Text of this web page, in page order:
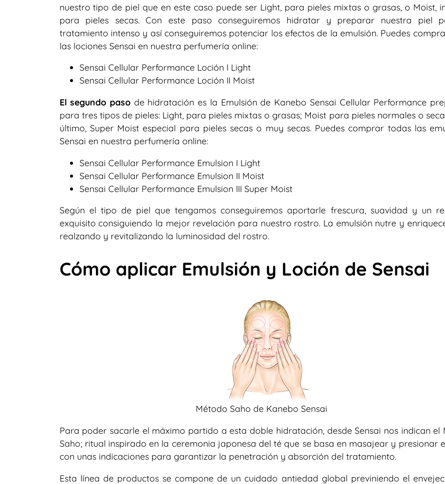
nuestro tipo de piel que en este caso puede ser Light, para pieles mixtas o grasas, o Moist,
para pieles secas. Con este paso conseguiremos hidratar y preparar nuestra piel
tratamiento intenso y así conseguiremos potenciar los efectos de la emulsión. Puedes
las lociones Sensai en nuestra perfumería online:
Sensai Cellular Performance Loción I Light
Sensai Cellular Performance Loción II Moist
El segundo pasode hidratación es la Emulsión de Kanebo Sensai Cellular Performance
para tres tipos de pieles: Light, para pieles mixtas o grasas; Moist para pieles normales o
último, Super Moist especial para pieles secas o muy secas. Puedes comprar todas las
Sensai en nuestra perfumería online:
Sensai Cellular Performance Emulsion I Light
Sensai Cellular Performance Emulsion II Moist
Sensai Cellular Performance Emulsion III Super Moist
Según el tipo de piel que tengamos conseguiremos aportarle frescura, suavidad y un
exquisito consiguiendo la mejor revelación para nuestro rostro. La emulsión nutre y
realzando y revitalizando la luminosidad del rostro.
Cómo aplicar Emulsión y Loción de Sensai
Método Saho de Kanebo Sensai
Para poder sacarle el máximo partido a esta doble hidratación, desde Sensai nos indican el
Saho; ritual inspirado en la ceremonia japonesa del té que se basa en masajear y presionar
con unas indicaciones para garantizar la penetración y absorción del tratamiento.
Esta línea de productos se compone de un cuidado antiedad global previniendo el